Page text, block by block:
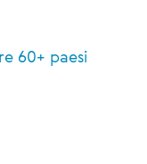
60+ paesi